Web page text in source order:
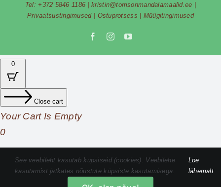
Tel: +372 5846 1186 |kristin@tomsonmandalamaalid.ee
Privaatsustingimused| Ostuprotsess Müügitingimused
FacebookInstagramYouTube
0
Close cart
Your Cart Is Empty
0
Check out our shop to see what's available
See veebileht kasutab küpsiseid (cookies). Veebilehe
kasutamist jätkates nõustute küpsiste kasutamisega.
Loe
lähemalt